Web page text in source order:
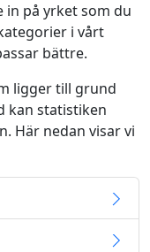
in på yrket som du
i vårt
bättre.
ligger till grund
kan statistiken
Här nedan visar vi